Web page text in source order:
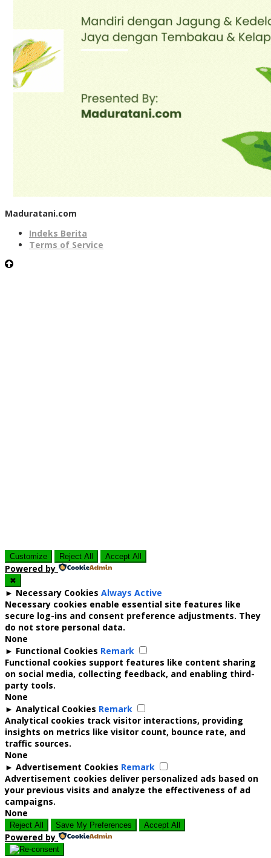
Maduratani.com
Indeks Berita
Terms of Service
Customize Reject All Accept All
Powered by
✖
► Necessary Cookies Always Active
Necessary cookies enable essential site features like
secure log-ins and consent preference adjustments. They
do not store personal data.
None
► Functional Cookies Remark
Functional cookies support features like content sharing
on social media, collecting feedback, and enabling third-
party tools.
None
► Analytical Cookies Remark
Analytical cookies track visitor interactions, providing
insights on metrics like visitor count, bounce rate, and
traffic sources.
None
► Advertisement Cookies Remark
Advertisement cookies deliver personalized ads based on
your previous visits and analyze the effectiveness of ad
campaigns.
None
Reject All Save My Preferences Accept All
Powered by